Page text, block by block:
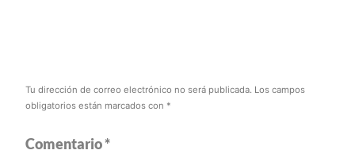
Tu dirección de correo electrónico no será publicada. Los campos
obligatorios están marcados con *
Comentario*